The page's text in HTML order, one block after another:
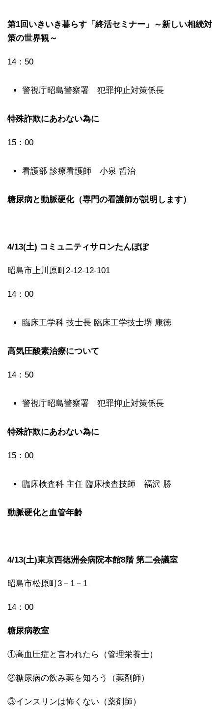
第1回いきいき暮らす「終活セミナー」～新しい相続対
策の世界観～
14：50
警視庁昭島警察署 犯罪抑止対策係長
特殊詐欺にあわない為に
15：00
看護部 診療看護師 小泉 哲治
糖尿病と動脈硬化（専門の看護師が説明します）
4/13(土) コミュニティサロンたんぽぽ
昭島市上川原町2-12-12-101
14：00
臨床工学科 技士長 臨床工学技士堺 康徳
高気圧酸素治療について
14：50
警視庁昭島警察署 犯罪抑止対策係長
特殊詐欺にあわない為に
15：00
臨床検査科 主任 臨床検査技師 福沢 勝
動脈硬化と血管年齢
4/13(土)東京西徳洲会病院本館8階 第二会議室
昭島市松原町3－1－1
14：00
糖尿病教室
①高血圧症と言われたら（管理栄養士）
②糖尿病の飲み薬を知ろう（薬剤師）
③インスリンは怖くない（薬剤師）